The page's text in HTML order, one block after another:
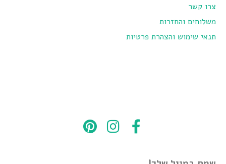
צרו קשר
משלוחים והחזרות
תנאי שימוש והצהרת פרטיות